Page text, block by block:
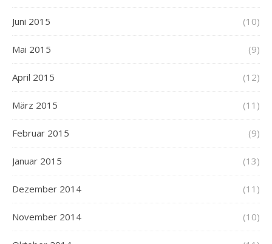
Juni 2015 (10)
Mai 2015 (9)
April 2015 (12)
März 2015 (11)
Februar 2015 (9)
Januar 2015 (13)
Dezember 2014 (11)
November 2014 (10)